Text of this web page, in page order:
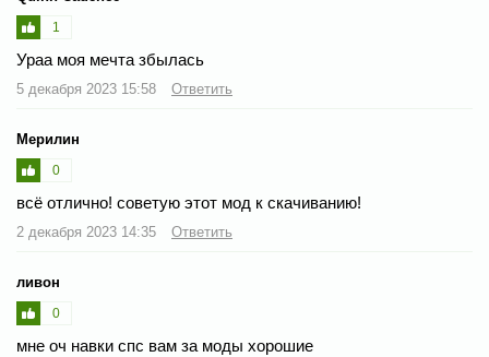
1
Ураа моя мечта збылась
5 декабря 2023 15:58 Ответить
Мерилин
0
всё отлично! советую этот мод к скачиванию!
2 декабря 2023 14:35 Ответить
ливон
0
мне оч навки спс вам за моды хорошие